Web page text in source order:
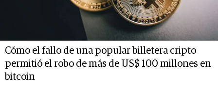
Cómo el fallo de una popular billetera cripto
permitió el robo de más de US$ 100 millones en
bitcoin